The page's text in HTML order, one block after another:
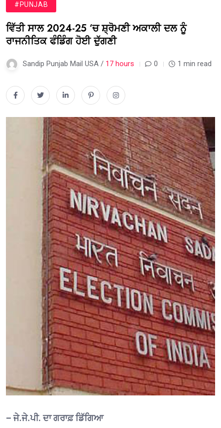
#PUNJAB
ਵਿੱਤੀ ਸਾਲ 2024-25 ‘ਚ ਸ਼੍ਰੋਮਣੀ ਅਕਾਲੀ ਦਲ ਨੂੰ
ਰਾਜਨੀਤਿਕ ਫੰਡਿੰਗ ਹੋਈ ਦੁੱਗਣੀ
Sandip Punjab Mail USA / 17 hours 0 1 min read
– ਜੇ.ਜੇ.ਪੀ. ਦਾ ਗਰਾਫ਼ ਡਿੱਗਿਆ